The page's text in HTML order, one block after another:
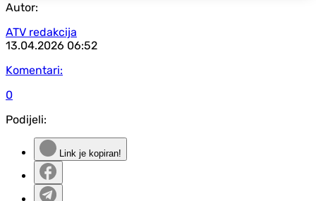
Autor:
ATV redakcija
13.04.2026 06:52
Komentari:
0
Podijeli:
Link je kopiran!